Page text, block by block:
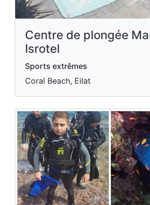
Centre de plongée
Isrotel
Sports extrêmes
Coral Beach, Eilat